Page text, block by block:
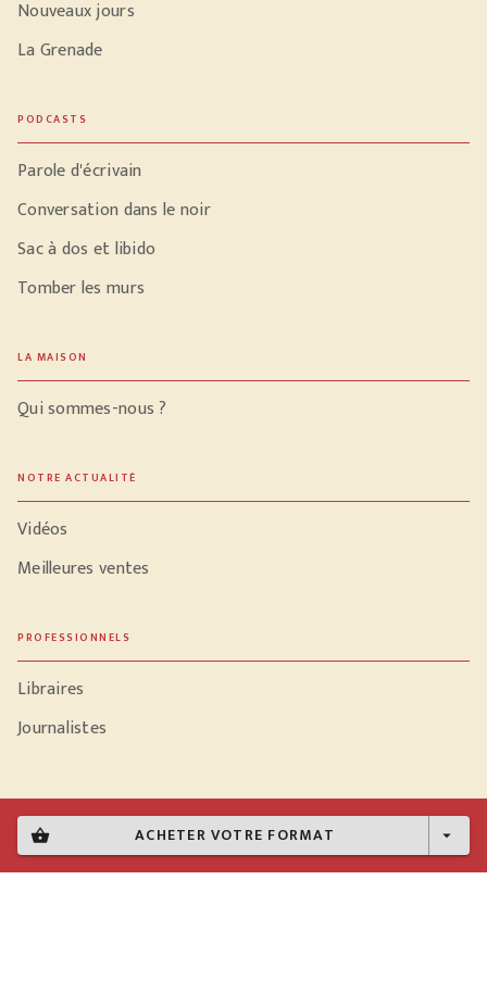
shopping_basket ACHETER VOTRE FORMAT arrow_drop_down
Nouveaux jours
La Grenade
PODCASTS
Parole d'écrivain
Conversation dans le noir
Sac à dos et libido
Tomber les murs
LA MAISON
Qui sommes-nous ?
NOTRE ACTUALITÉ
Vidéos
Meilleures ventes
PROFESSIONNELS
Libraires
Journalistes
Données personnelles
Paramétrer vos cookies